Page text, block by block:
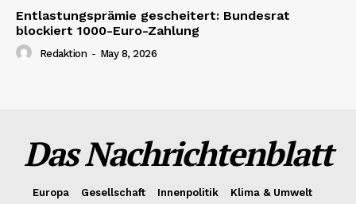
Entlastungsprämie gescheitert: Bundesrat
blockiert 1000-Euro-Zahlung
Redaktion - May 8, 2026
Das Nachrichtenblatt
Europa Gesellschaft Innenpolitik
Klima & Umwelt